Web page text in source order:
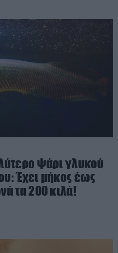
ψάρι γλυκού
Έχει μήκος έως
τα 200 κιλά!